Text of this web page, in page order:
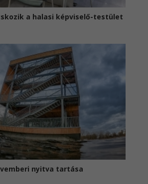
a halasi képviselő-testület
nyitva tartása